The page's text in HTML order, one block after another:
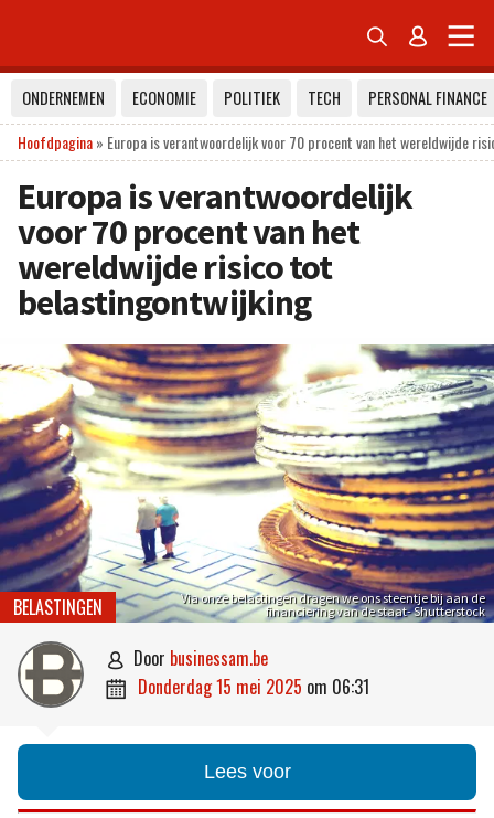
 
ONDERNEMEN ECONOMIE POLITIEK TECH
PERSONAL FINANCE
Hoofdpagina» Europa is verantwoordelijk voor 70 procent van het wereldwijde
Europa is verantwoordelijk
voor 70 procent van het
wereldwijde risico tot
belastingontwijking
Via onze belastingen dragen we ons steentje bij aan de
financiering van de staat- Shutterstock
BELASTINGEN
 door businessam.be
 donderdag 15 mei 2025 om 06:31
Lees voor